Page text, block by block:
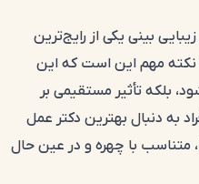
بینی یکی از رایج‌ترین
نکته مهم این است که این
بلکه تأثیر مستقیمی بر
به دنبال بهترین دکتر عمل
متناسب با چهره و در عین حال